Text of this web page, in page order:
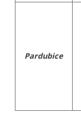
Pardubice